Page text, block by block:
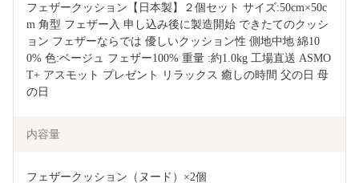
フェザークッション【日本製】２個セット サイズ:50cm×50c
m 角型 フェザー入 申し込み後に製造開始 できたてのクッシ
ョン フェザーならでは 優しいクッション性 側地中地 綿10
0% 色:ベージュ フェザー100% 重量 :約1.0kg 工場直送 ASMO
T+ アスモット プレゼント リラックス 癒しの時間 父の日 母
の日
内容量
フェザークッション（ヌード）×2個